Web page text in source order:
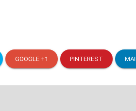
GOOGLE +1 PINTEREST